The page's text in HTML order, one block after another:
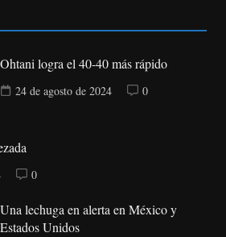
Ohtani logra el 40-40 más rápido
24 de agosto de 2024 0
0
Una lechuga en alerta en México y
Estados Unidos